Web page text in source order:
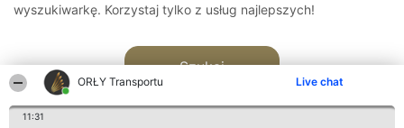
ORŁY Transportu Live chat
11:31
wyszukiwarkę. Korzystaj tylko z usług najlepszych!
Szukaj